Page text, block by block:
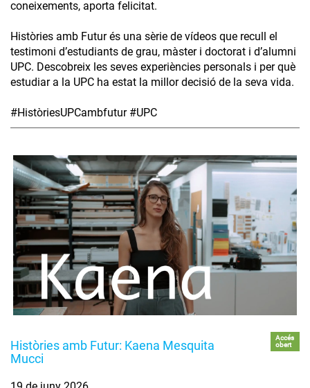
coneixements, aporta felicitat.
Històries amb Futur és una sèrie de vídeos que recull el
testimoni d’estudiants de grau, màster i doctorat i d’alumni
UPC. Descobreix les seves experiències personals i per què
estudiar a la UPC ha estat la millor decisió de la seva vida.
#HistòriesUPCambfutur #UPC
Històries amb Futur: Kaena Mesquita
Mucci
Accés
obert